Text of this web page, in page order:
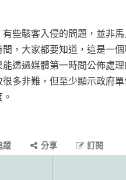
些駭客入侵的問題，並非馬
，大家都要知道，這是一
透過媒體第一時間公佈處
多非難，但至少顯示政府
蹤 分享 訂閱